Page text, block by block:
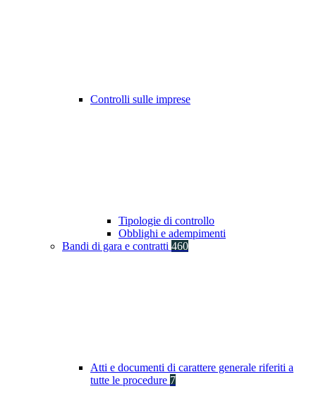
Controlli sulle imprese
Tipologie di controllo
Obblighi e adempimenti
Bandi di gara e contratti 460
Atti e documenti di carattere generale riferiti a
tutte le procedure 7